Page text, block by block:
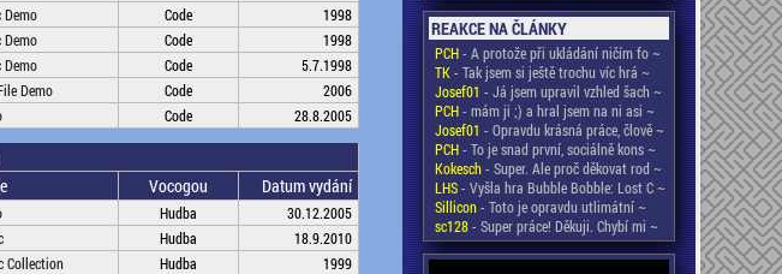
Demo Code
1998
Demo Code
1998
Demo Code
5.7.1998
Demo Code
2006
Code 28.8.2005
Vocogou Datum vydání
Hudba
30.12.2005
Hudba
18.9.2010
Collection Hudba
1999
REAKCE NA ČLÁNKY
PCH- A protože při ukládání ničím fo ~
TK- Tak jsem si ještě trochu víc hrá ~
Josef01 - Já jsem upravil vzhled šach ~
PCH- mám ji ;) a hral jsem na ni asi ~
Josef01 - Opravdu krásná práce, člově ~
PCH- To je snad první, sociálně kons ~
Kokesch- Super. Ale proč děkovat rod ~
LHS- Vyšla hra Bubble Bobble: Lost C ~
Sillicon- Toto je opravdu utlimátní ~
sc128- Super práce! Děkuji. Chybí mi ~